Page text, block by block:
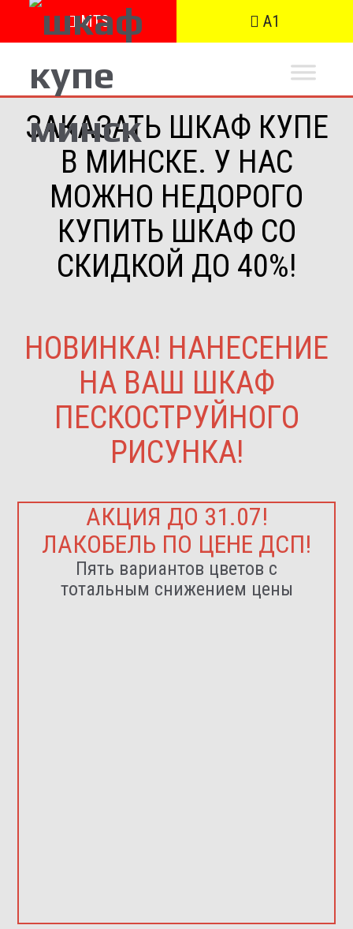
MTS A1
ЗАКАЗАТЬ ШКАФ КУПЕ
В МИНСКЕ. У НАС
МОЖНО НЕДОРОГО
КУПИТЬ ШКАФ СО
СКИДКОЙ ДО 40%!
НОВИНКА! НАНЕСЕНИЕ
НА ВАШ ШКАФ
ПЕСКОСТРУЙНОГО
РИСУНКА!
АКЦИЯ ДО 31.07!
ЛАКОБЕЛЬ ПО ЦЕНЕ ДСП!
Пять вариантов цветов с
тотальным снижением цены